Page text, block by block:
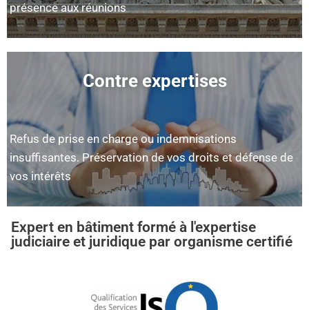
présence aux réunions
Contre expertises
Refus de prise en charge ou indemnisations
insuffisantes. Préservation de vos droits et défense de
vos intérêts
Expert en bâtiment formé à l'expertise
judiciaire et juridique par organisme certifié